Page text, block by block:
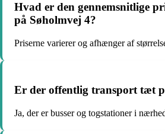
Hvad er den gennemsnitlige
på Søholmvej 4?
Priserne varierer og afhænger af
Er der offentlig transport tæt
Ja, der er busser og togstationer i